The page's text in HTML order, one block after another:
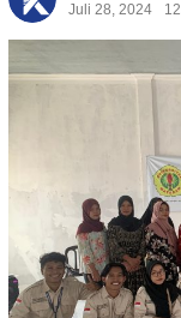
Juli 28, 2024